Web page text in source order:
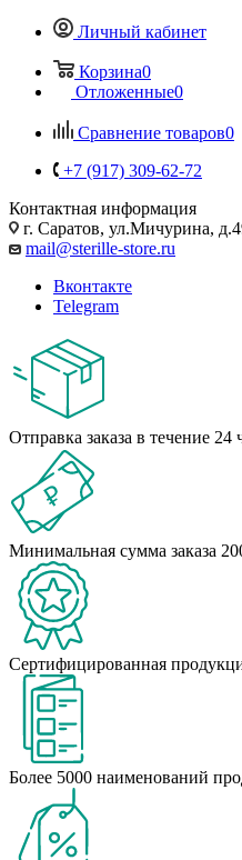
Личный кабинет
Корзина0
Отложенные0
Сравнение товаров0
+7 (917) 309-62-72
Контактная информация
г. Саратов, ул.Мичурина,
mail@sterille-store.ru
Вконтакте
Telegram
Отправка заказа в течение 24
Минимальная сумма заказа
Сертифицированная
Более 5000 наименований